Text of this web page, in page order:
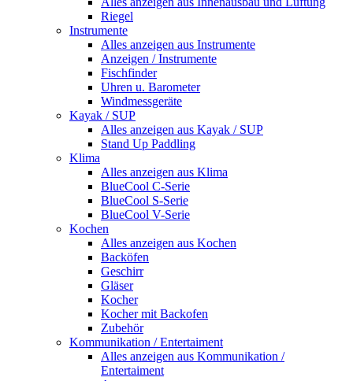
Riegel
Instrumente
Alles anzeigen aus Instrumente
Anzeigen / Instrumente
Fischfinder
Uhren u. Barometer
Windmessgeräte
Kayak / SUP
Alles anzeigen aus Kayak / SUP
Stand Up Paddling
Klima
Alles anzeigen aus Klima
BlueCool C-Serie
BlueCool S-Serie
BlueCool V-Serie
Kochen
Alles anzeigen aus Kochen
Backöfen
Geschirr
Gläser
Kocher
Kocher mit Backofen
Zubehör
Kommunikation / Entertaiment
Alles anzeigen aus Kommunikation /
Entertaiment